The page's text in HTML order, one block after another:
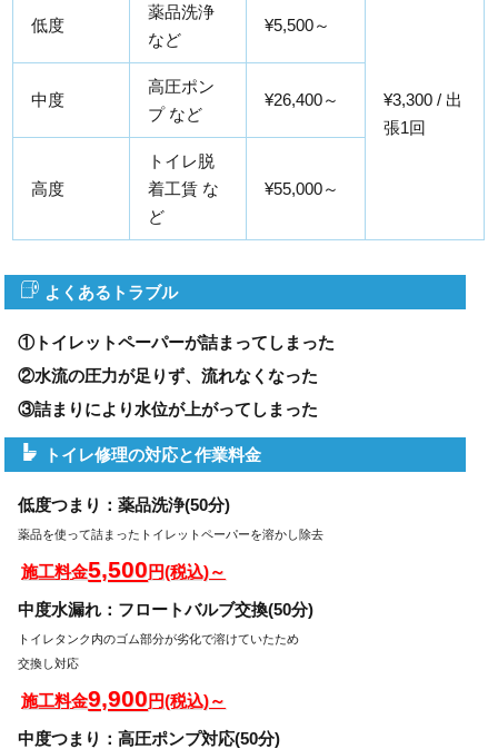
低度
薬品洗浄
など
¥5,500～
¥3,300 / 出
張1回
中度
高圧ポン
プ など
¥26,400～
高度
トイレ脱
着工賃 な
ど
¥55,000～
よくあるトラブル
①トイレットペーパーが詰まってしまった
②水流の圧力が足りず、流れなくなった
③詰まりにより水位が上がってしまった
トイレ修理の対応と作業料金
低度つまり：薬品洗浄(50分)
薬品を使って詰まったトイレットペーパーを溶かし除去
施工料金5,500円(税込)～
中度水漏れ：フロートバルブ交換(50分)
トイレタンク内のゴム部分が劣化で溶けていたため
交換し対応
施工料金9,900円(税込)～
中度つまり：高圧ポンプ対応(50分)